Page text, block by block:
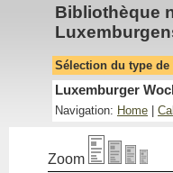
Bibliothèque
Sélection du type
Luxemburger
Navigation: Home
Zoom